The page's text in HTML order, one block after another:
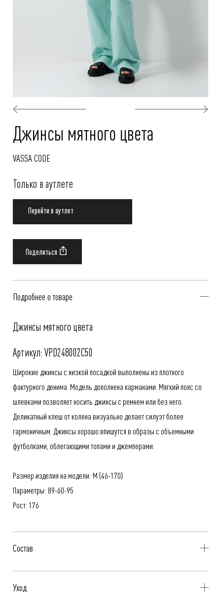
Джинсы мятного цвета
VASSA CODE
Только в аутлете
Перейти в аутлет
Подробнее о товаре
Джинсы мятного цвета
Артикул: VPD248002C50
Широкие джинсы с низкой посадкой выполнены из плотного
фактурного денима. Модель дополнена карманами. Мягкий пояс со
шлевками позволяет носить джинсы с ремнем или без него.
Деликатный клеш от колена визуально делает силуэт более
гармоничным. Джинсы хорошо впишутся в образы с объемными
футболками, облегающими топами и джемперами.
Размер изделия на модели: M (46-170)
Параметры: 89-60-95
Рост: 176
Состав
Уход